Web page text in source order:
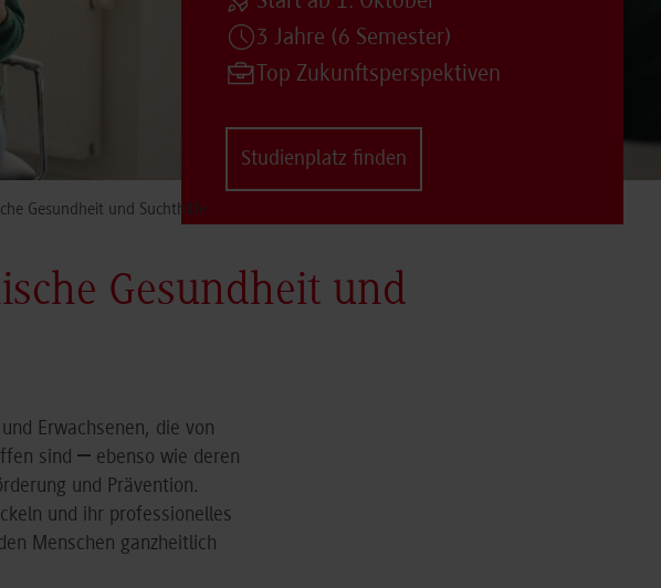
3 Jahre (6 Semester)
Top Zukunftsperspektiven
Studienplatz finden
Gesundheit und Suchthilfe
Gesundheit und
Erwachsenen, die von
sind – ebenso wie deren
und Prävention.
und ihr professionelles
Menschen ganzheitlich